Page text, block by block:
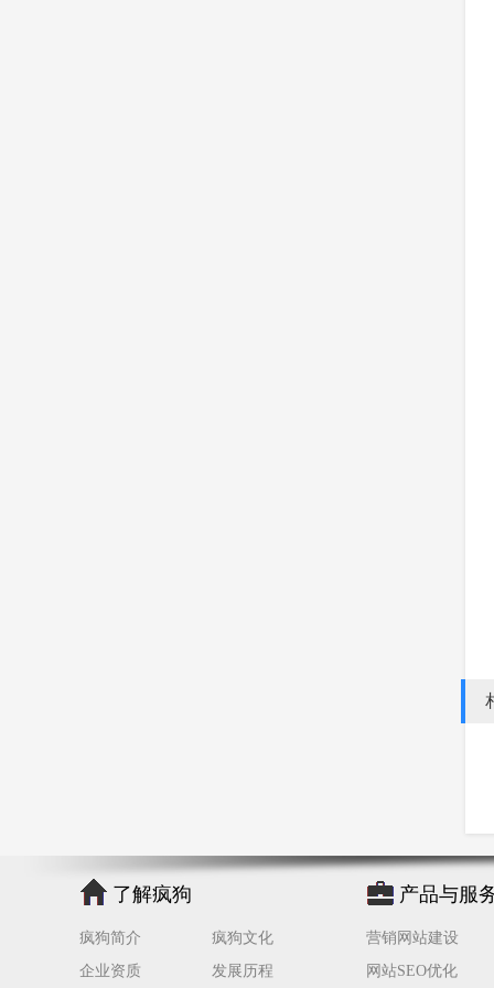
了解疯狗
疯狗简介
疯狗文化
企业资质
发展历程
产品与服
营销网站建设
网站SEO优化